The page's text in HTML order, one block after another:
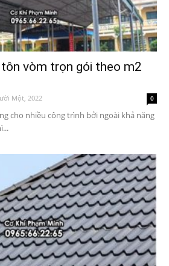
vòm trọn gói theo m2
Một, 2022 0
cho nhiều công trình bởi ngoài khả năng